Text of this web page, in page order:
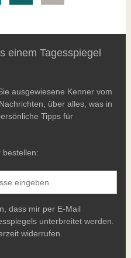
einem Tagesspiegel
ausgewiesene Kenner vom
über alles, was in
Tipps für
bestellen:
dass mir per E-Mail
unterbreitet werden.
widerrufen.